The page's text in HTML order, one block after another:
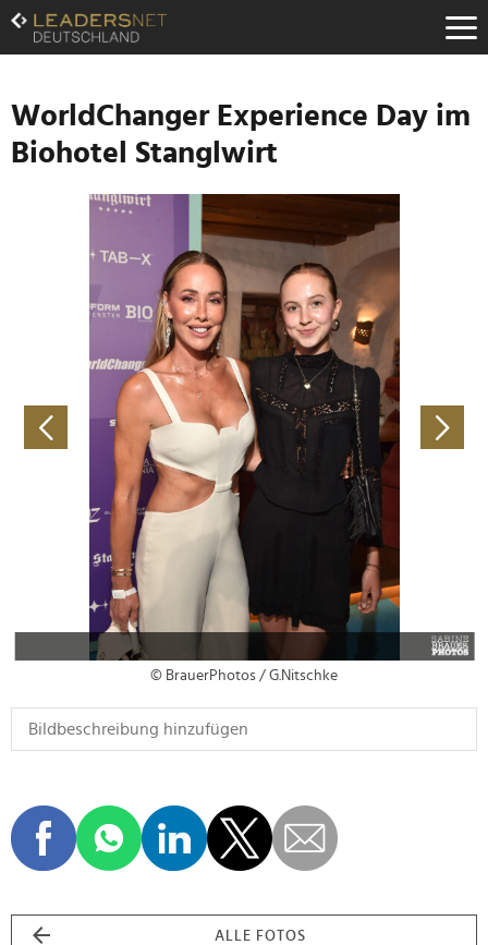
Zum
Inhalt
Zur
Navigation
Zur
Hauptnavigation
WorldChanger Experience Day im
Biohotel Stanglwirt
© BrauerPhotos / G.Nitschke
ALLE FOTOS